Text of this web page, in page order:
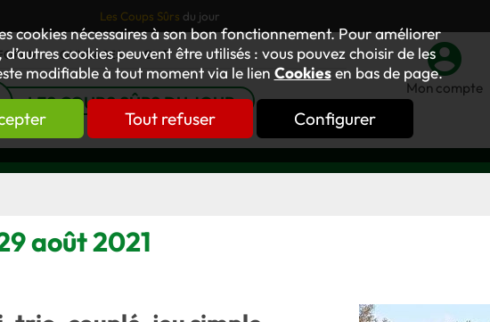
cookies nécessaires à son bon fonctionnement. Pour améliorer
cookies peuvent être utilisés : vous pouvez choisir de les
modifiable à tout moment via le lien Cookiesen bas de page.
Tout refuser Configurer
Les Coups Sûrs du jour
OUVRAGES GNT
LES COUPS SÛRS DU JOUR
Mon compte
août 2021